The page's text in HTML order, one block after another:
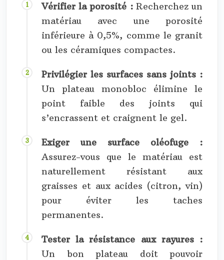
Vérifier la porosité :Recherchez un
matériau avec une porosité
inférieure à 0,5%, comme le granit
ou les céramiques compactes.
Privilégier les surfaces sans joints :
Un plateau monobloc élimine le
point faible des joints qui
s’encrassent et craignent le gel.
Exiger une surface oléofuge :
Assurez-vous que le matériau est
naturellement résistant aux
graisses et aux acides (citron, vin)
pour éviter les taches
permanentes.
Tester la résistance aux rayures :
Un bon plateau doit pouvoir